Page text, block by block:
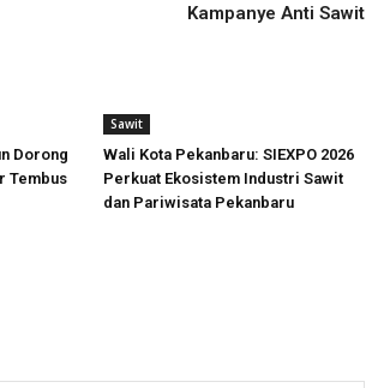
Kampanye Anti Sawit
Dorong
Tembus
Sawit
Wali Kota Pekanbaru: SIEXPO 2026
Perkuat Ekosistem Industri Sawit
dan Pariwisata Pekanbaru